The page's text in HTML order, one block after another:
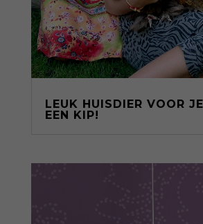
LEUK HUISDIER VOOR
EEN KIP!